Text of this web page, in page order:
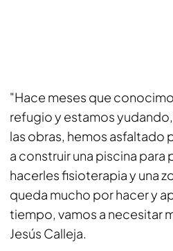
"Hace meses que
refugio y estamos
las obras, hemos asfaltado
a construir una piscina para
hacerles fisioterapia y una
queda mucho por hacer y
tiempo, vamos a necesitar
Jesús Calleja.